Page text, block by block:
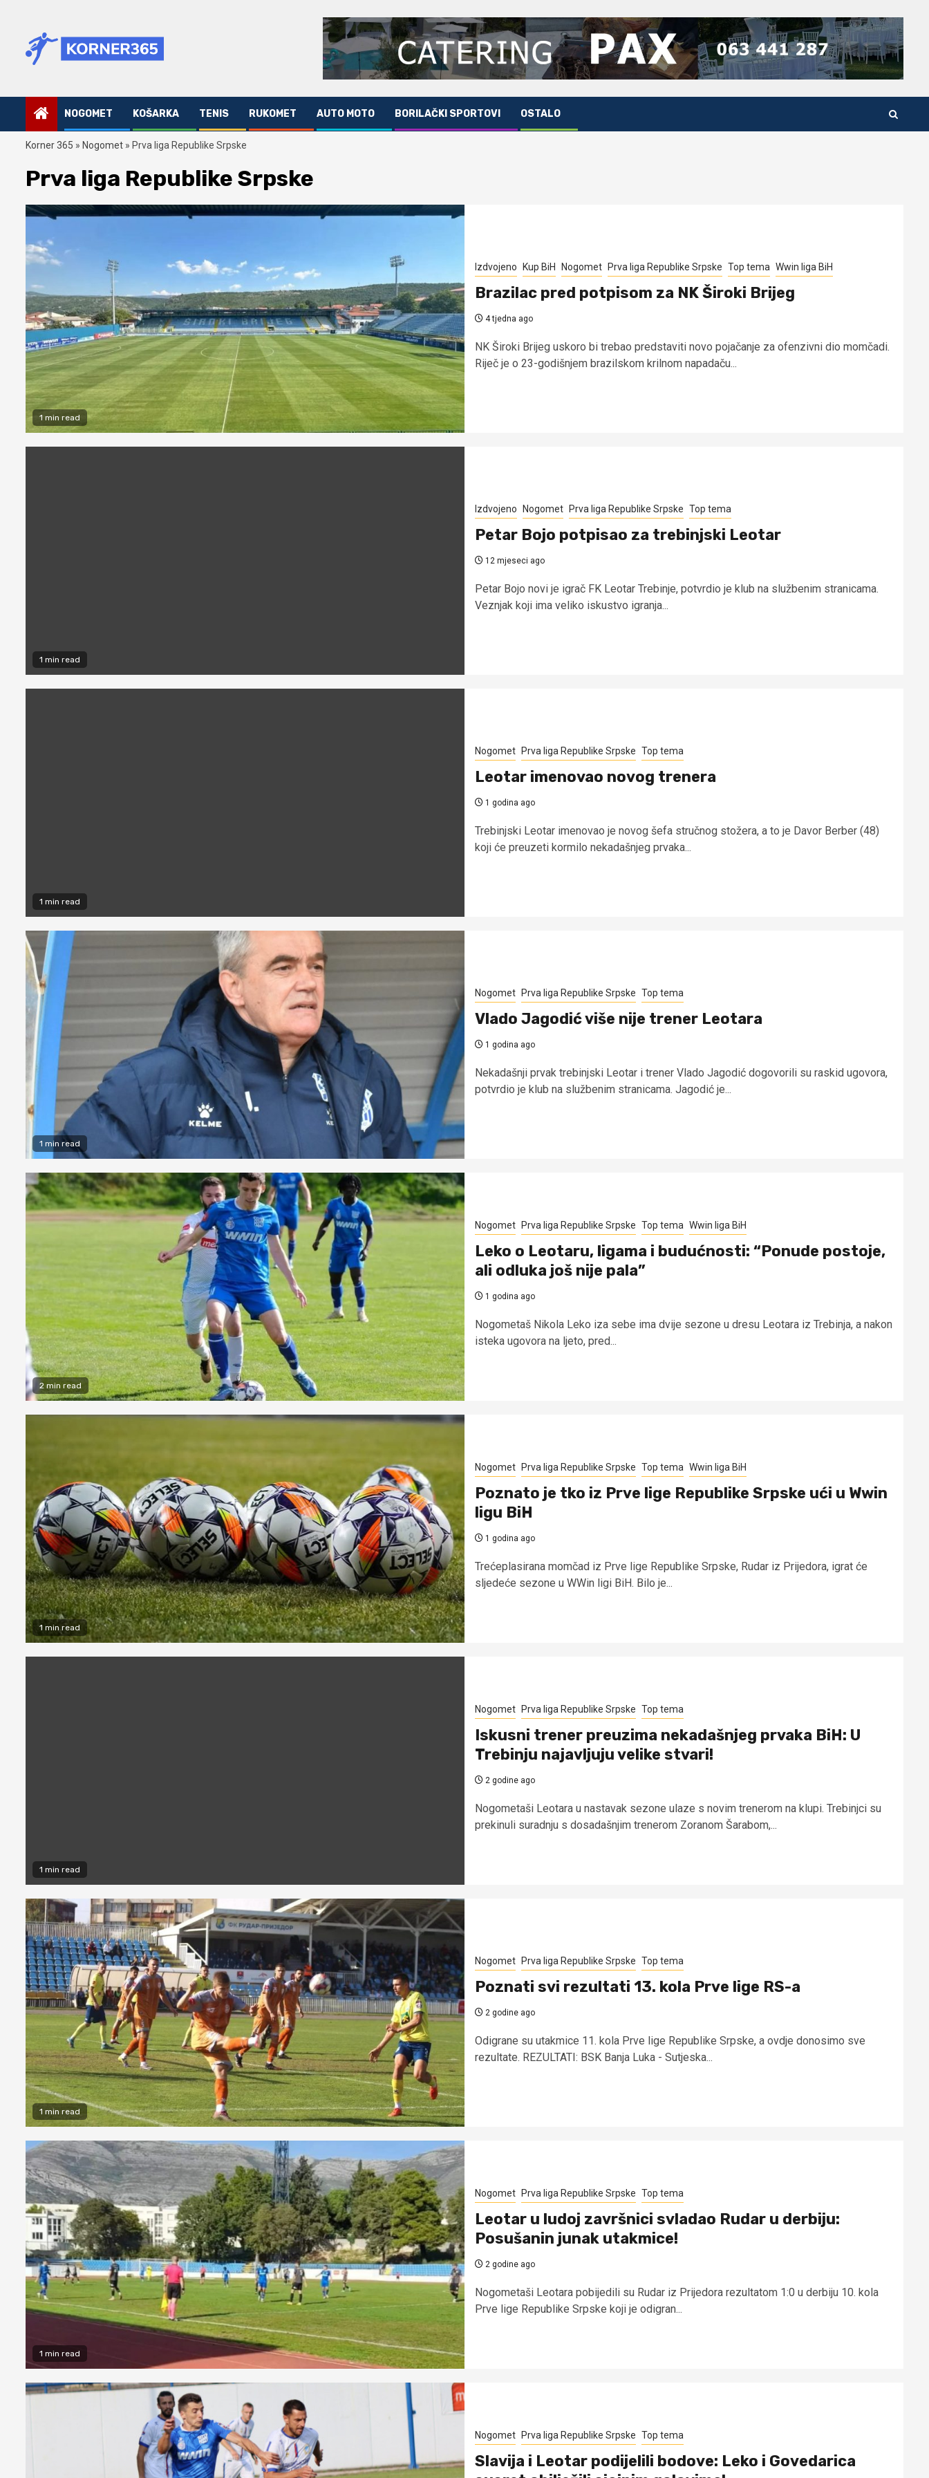
content
NOGOMET KOŠARKA TENIS RUKOMET AUTO MOTO BORILAČKI SPORTOVI OSTALO
Korner 365 » Nogomet » Prva liga Republike Srpske
Prva liga Republike Srpske
1 min read
Izdvojeno Kup BiH Nogomet Prva liga Republike Srpske Top tema Wwin liga BiH
Brazilac pred potpisom za NK Široki Brijeg
4 tjedna ago
NK Široki Brijeg uskoro bi trebao predstaviti novo pojačanje za ofenzivni dio momčadi.
Riječ je o 23-godišnjem brazilskom krilnom napadaču...
1 min read
Izdvojeno Nogomet Prva liga Republike Srpske Top tema
Petar Bojo potpisao za trebinjski Leotar
12 mjeseci ago
Petar Bojo novi je igrač FK Leotar Trebinje, potvrdio je klub na službenim stranicama.
Veznjak koji ima veliko iskustvo igranja...
1 min read
Nogomet Prva liga Republike Srpske Top tema
Leotar imenovao novog trenera
1 godina ago
Trebinjski Leotar imenovao je novog šefa stručnog stožera, a to je Davor Berber (48)
koji će preuzeti kormilo nekadašnjeg prvaka...
1 min read
Nogomet Prva liga Republike Srpske Top tema
Vlado Jagodić više nije trener Leotara
1 godina ago
Nekadašnji prvak trebinjski Leotar i trener Vlado Jagodić dogovorili su raskid ugovora,
potvrdio je klub na službenim stranicama. Jagodić je...
2 min read
Nogomet Prva liga Republike Srpske Top tema Wwin liga BiH
Leko o Leotaru, ligama i budućnosti: “Ponude postoje,
ali odluka još nije pala”
1 godina ago
Nogometaš Nikola Leko iza sebe ima dvije sezone u dresu Leotara iz Trebinja, a nakon
isteka ugovora na ljeto, pred...
1 min read
Nogomet Prva liga Republike Srpske Top tema Wwin liga BiH
Poznato je tko iz Prve lige Republike Srpske ući u Wwin
ligu BiH
1 godina ago
Trećeplasirana momčad iz Prve lige Republike Srpske, Rudar iz Prijedora, igrat će
sljedeće sezone u WWin ligi BiH. Bilo je...
1 min read
Nogomet Prva liga Republike Srpske Top tema
Iskusni trener preuzima nekadašnjeg prvaka BiH: U
Trebinju najavljuju velike stvari!
2 godine ago
Nogometaši Leotara u nastavak sezone ulaze s novim trenerom na klupi. Trebinjci su
prekinuli suradnju s dosadašnjim trenerom Zoranom Šarabom,...
1 min read
Nogomet Prva liga Republike Srpske Top tema
Poznati svi rezultati 13. kola Prve lige RS-a
2 godine ago
Odigrane su utakmice 11. kola Prve lige Republike Srpske, a ovdje donosimo sve
rezultate. REZULTATI: BSK Banja Luka - Sutjeska...
1 min read
Nogomet Prva liga Republike Srpske Top tema
Leotar u ludoj završnici svladao Rudar u derbiju:
Posušanin junak utakmice!
2 godine ago
Nogometaši Leotara pobijedili su Rudar iz Prijedora rezultatom 1:0 u derbiju 10. kola
Prve lige Republike Srpske koji je odigran...
Nogomet Prva liga Republike Srpske Top tema
Slavija i Leotar podijelili bodove: Leko i Govedarica